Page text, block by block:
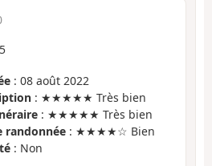
5
: 08 août 2022
: ★★★★★ Très bien
: ★★★★★ Très bien
randonnée : ★★★★☆ Bien
: Non